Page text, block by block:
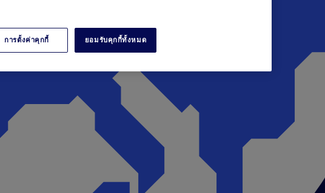
การตั้งค่าคุกกี้ ยอมรับคุกกี้ทั้งหมด